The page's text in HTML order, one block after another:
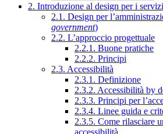
2. Introduzione al design per i
2.1. Design per
government)
2.2. L’approccio progettuale
2.2.1. Buone pratiche
2.2.2. Principi
2.3. Accessibilità
2.3.1. Definizione
2.3.2. Accessibilità by
2.3.3. Principi per
2.3.4. Linee guida e
2.3.5. Come rilasciare
accessibilità